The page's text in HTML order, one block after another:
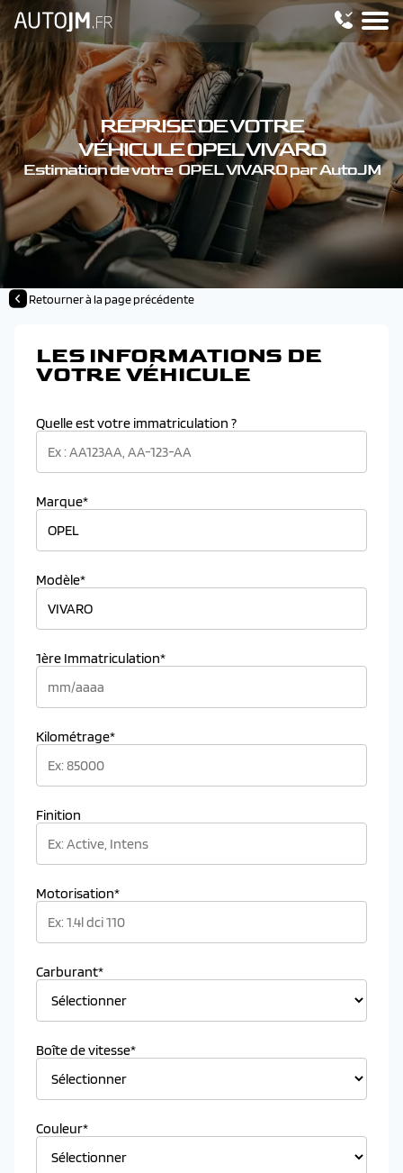
REPRISE DE VOTRE
VÉHICULE OPEL VIVARO
Estimation de votre OPEL VIVARO par AutoJM
Retourner à la page précédente
LES INFORMATIONS DE
VOTRE VÉHICULE
Quelle est votre immatriculation ?
Marque*
Modèle*
1ère Immatriculation*
Kilométrage*
Finition
Motorisation*
Carburant*
Boîte de vitesse*
Couleur*